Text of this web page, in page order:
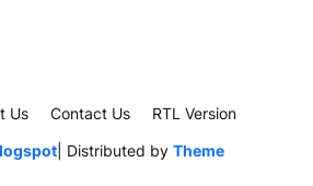
| Distributed by Theme
Us Contact Us RTL Version